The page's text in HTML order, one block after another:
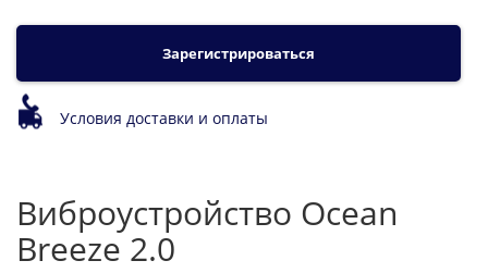
Зарегистрироваться
Условия доставки и оплаты
Виброустройство Ocean
Breeze 2.0